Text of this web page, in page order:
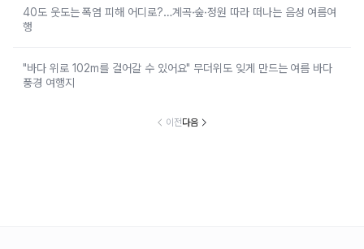
40도 웃도는 폭염 피해 어디로?…계곡·숲·정원 따라 떠나는 음성 여름여
행
"바다 위로 102m를 걸어갈 수 있어요" 무더위도 잊게 만드는 여름 바다
풍경 여행지
이전다음